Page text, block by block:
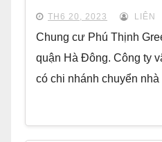
TH6 20, 2023 LIÊN
Chung cư Phú Thịnh
quận Hà Đông. Công ty
có chi nhánh chuyển nhà